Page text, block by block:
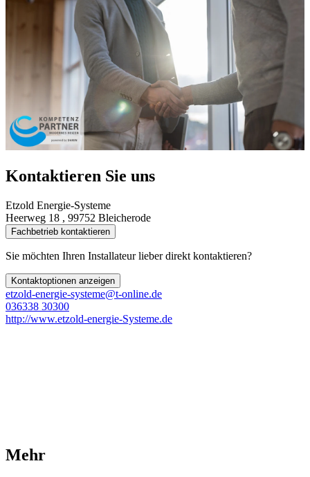
Kontaktieren Sie uns
Etzold Energie-Systeme
Heerweg 18 , 99752 Bleicherode
Fachbetrieb kontaktieren
Sie möchten Ihren Installateur lieber direkt kontaktieren?
Kontaktoptionen anzeigen
etzold-energie-systeme@t-online.de
036338 30300
http://www.etzold-energie-Systeme.de
Mehr